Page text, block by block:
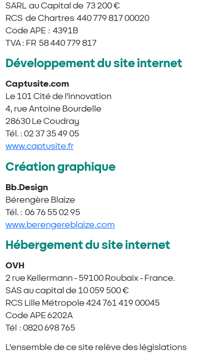
SARL au Capital de 73 200 €
RCS de Chartres 440 779 817 00020
Code APE : 4391B
TVA : FR 58 440 779 817
Développement du site internet
Captusite.com
Le 101 Cité de l'innovation
4, rue Antoine Bourdelle
28630 Le Coudray
Tél. : 02 37 35 49 05
www.captusite.fr
Création graphique
Bb.Design
Bérengère Blaize
Tél. : 06 76 55 02 95
www.berengereblaize.com
Hébergement du site internet
OVH
2 rue Kellermann - 59100 Roubaix - France.
SAS au capital de 10 059 500 €
RCS Lille Métropole 424 761 419 00045
Code APE 6202A
Tél : 0820 698 765
L'ensemble de ce site relève des législations